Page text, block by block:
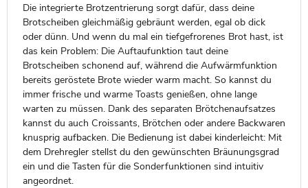
Die integrierte Brotzentrierung sorgt dafür, dass deine
Brotscheiben gleichmäßig gebräunt werden, egal ob dick
oder dünn. Und wenn du mal ein tiefgefrorenes Brot hast, ist
das kein Problem: Die Auftaufunktion taut deine
Brotscheiben schonend auf, während die Aufwärmfunktion
bereits geröstete Brote wieder warm macht. So kannst du
immer frische und warme Toasts genießen, ohne lange
warten zu müssen. Dank des separaten Brötchenaufsatzes
kannst du auch Croissants, Brötchen oder andere Backwaren
knusprig aufbacken. Die Bedienung ist dabei kinderleicht: Mit
dem Drehregler stellst du den gewünschten Bräunungsgrad
ein und die Tasten für die Sonderfunktionen sind intuitiv
angeordnet.